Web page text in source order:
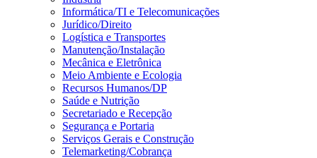
Informática/TI e Telecomunicações
Jurídico/Direito
Logística e Transportes
Manutenção/Instalação
Mecânica e Eletrônica
Meio Ambiente e Ecologia
Recursos Humanos/DP
Saúde e Nutrição
Secretariado e Recepção
Segurança e Portaria
Serviços Gerais e Construção
Telemarketing/Cobrança